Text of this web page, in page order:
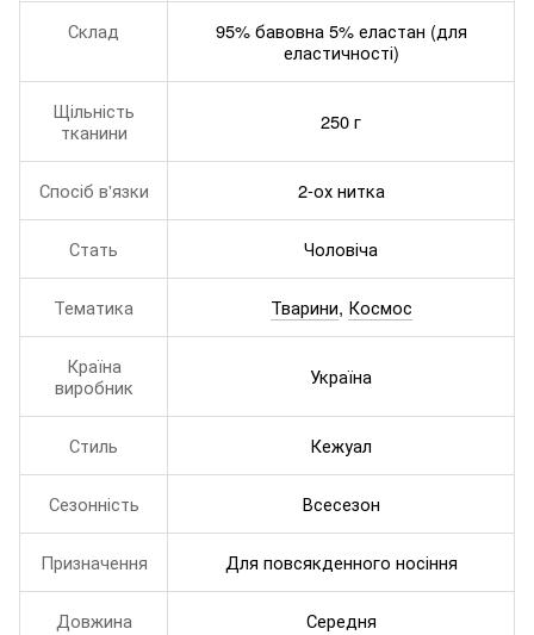
Склад
95% бавовна 5% еластан (для
еластичності)
Щільність
тканини
250 г
Спосіб в'язки 2-ох нитка
Стать Чоловіча
Тематика Тварини, Космос
Країна
виробник
Україна
Стиль Кежуал
Сезонність Всесезон
Призначення Для повсякденного носіння
Довжина Середня